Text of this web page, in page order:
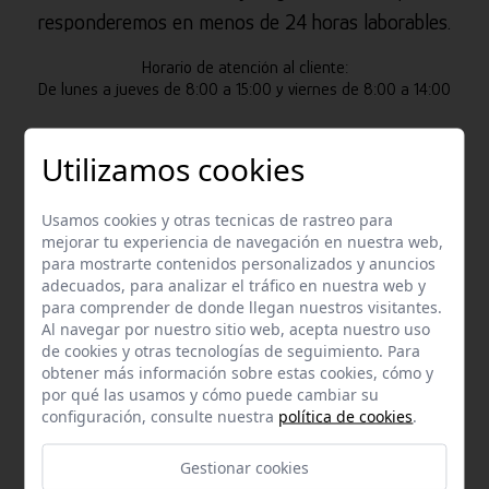
responderemos en menos de 24 horas laborables.
Horario de atención al cliente:
De lunes a jueves de 8:00 a 15:00 y viernes de 8:00 a 14:00
Email
Contacta con nosotros vía email
hola@welovemascotas.com
Utilizamos cookies
Usamos cookies y otras tecnicas de rastreo para
mejorar tu experiencia de navegación en nuestra web,
para mostrarte contenidos personalizados y anuncios
adecuados, para analizar el tráfico en nuestra web y
para comprender de donde llegan nuestros visitantes.
Al navegar por nuestro sitio web, acepta nuestro uso
de cookies y otras tecnologías de seguimiento. Para
obtener más información sobre estas cookies, cómo y
por qué las usamos y cómo puede cambiar su
configuración, consulte nuestra política de cookies.
Gestionar cookies